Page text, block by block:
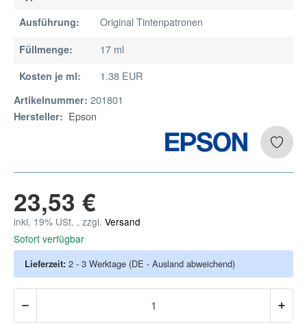
Ausführung: Original Tintenpatronen
Füllmenge: 17 ml
Kosten je ml: 1.38 EUR
Artikelnummer: 201801
Hersteller: Epson
23,53 €
inkl. 19% USt. , zzgl. Versand
Sofort verfügbar
Lieferzeit: 2 - 3 Werktage (DE - Ausland abweichend)